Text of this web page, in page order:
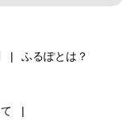
ふるぽとは？